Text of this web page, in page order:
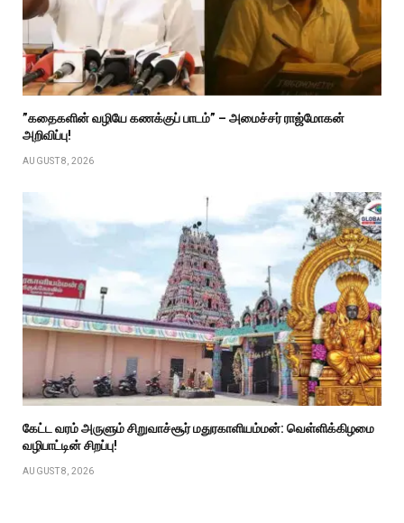
”கதைகளின் வழியே கணக்குப் பாடம்” – அமைச்சர் ராஜ்மோகன்
அறிவிப்பு!
AUGUST 8, 2026
கேட்ட வரம் அருளும் சிறுவாச்சூர் மதுரகாளியம்மன்: வெள்ளிக்கிழமை
வழிபாட்டின் சிறப்பு!
AUGUST 8, 2026